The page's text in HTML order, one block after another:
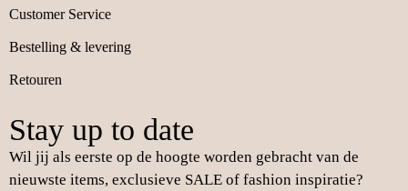
Customer Service
Bestelling & levering
Retouren
Stay up to date
Wil jij als eerste op de hoogte worden gebracht van de
nieuwste items, exclusieve SALE of fashion inspiratie?